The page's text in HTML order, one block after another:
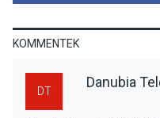
KOMMENTEK
DT
Danubia